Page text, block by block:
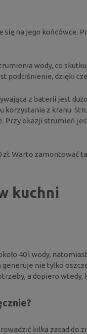
na jego końcówce.
wody, co
podciśnienie, dzięki
z baterii jest
z kranu.
Przy okazji strumień
Warto zamontować
kuchni
40 l wody,
nie tylko
a dopiero
kilka zasad do